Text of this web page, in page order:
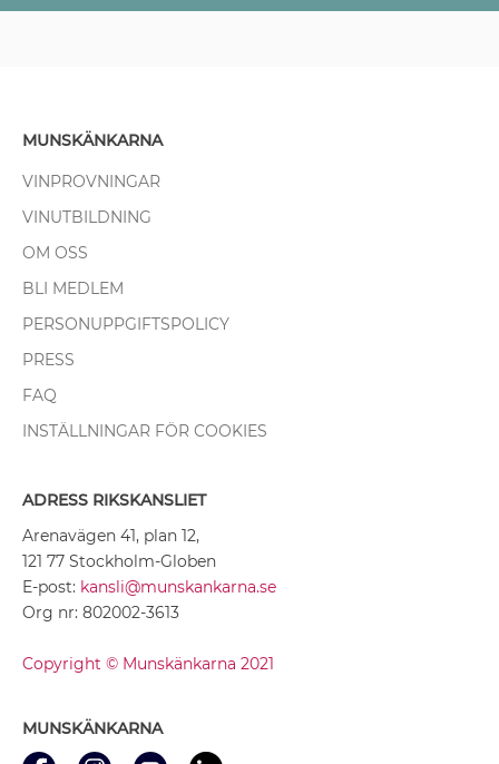
MUNSKÄNKARNA
VINPROVNINGAR
VINUTBILDNING
OM OSS
BLI MEDLEM
PERSONUPPGIFTSPOLICY
PRESS
FAQ
INSTÄLLNINGAR FÖR COOKIES
ADRESS RIKSKANSLIET
Arenavägen 41, plan 12,
121 77 Stockholm-Globen
E-post: kansli@munskankarna.se
Org nr: 802002-3613
Copyright © Munskänkarna 2021
MUNSKÄNKARNA